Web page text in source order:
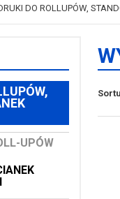
DO ROLLUPÓW,
UPÓW